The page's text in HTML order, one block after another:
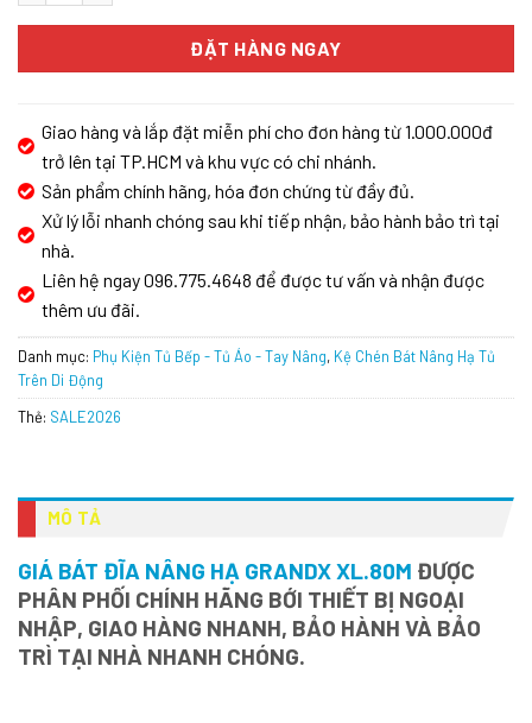
ĐẶT HÀNG NGAY
Giao hàng và lắp đặt miễn phí cho đơn hàng từ 1.000.000đ
trở lên tại TP.HCM và khu vực có chi nhánh.
Sản phẩm chính hãng, hóa đơn chứng từ đầy đủ.
Xử lý lỗi nhanh chóng sau khi tiếp nhận, bảo hành bảo trì tại
nhà.
Liên hệ ngay 096.775.4648 để được tư vấn và nhận được
thêm ưu đãi.
Danh mục: Phụ Kiện Tủ Bếp - Tủ Áo - Tay Nâng, Kệ Chén Bát Nâng Hạ Tủ
Trên Di Động
Thẻ: SALE2026
MÔ TẢ
GIÁ BÁT ĐĨA NÂNG HẠ GRANDX XL.80M ĐƯỢC
PHÂN PHỐI CHÍNH HÃNG BỚI THIẾT BỊ NGOẠI
NHẬP, GIAO HÀNG NHANH, BẢO HÀNH VÀ BẢO
TRÌ TẠI NHÀ NHANH CHÓNG.